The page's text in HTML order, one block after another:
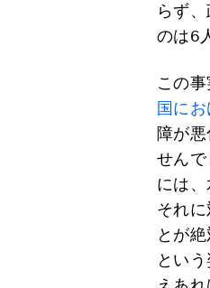
らず
のは6
この
国に
障が
せん
には
それ
とが
とい